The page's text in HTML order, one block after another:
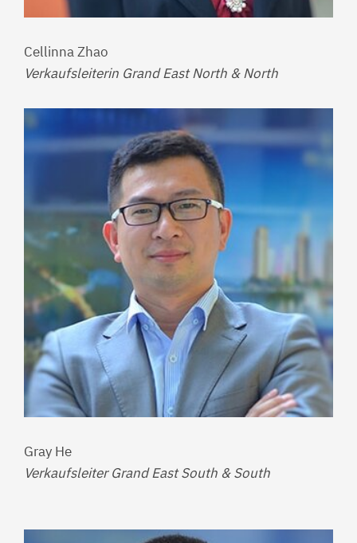
Cellinna Zhao
Verkaufsleiterin Grand East North & North
Gray He
Verkaufsleiter Grand East South & South